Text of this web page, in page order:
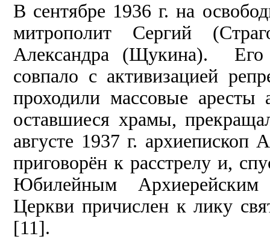
В сентябре 1936 г. на
митрополит Сергий
Александра (Щукина). Его
совпало с активизацией
проходили массовые аресты
оставшиеся храмы,
августе 1937 г. архиепископ
приговорён к расстрелу и,
Юбилейным
Церкви причислен к лику
[11].